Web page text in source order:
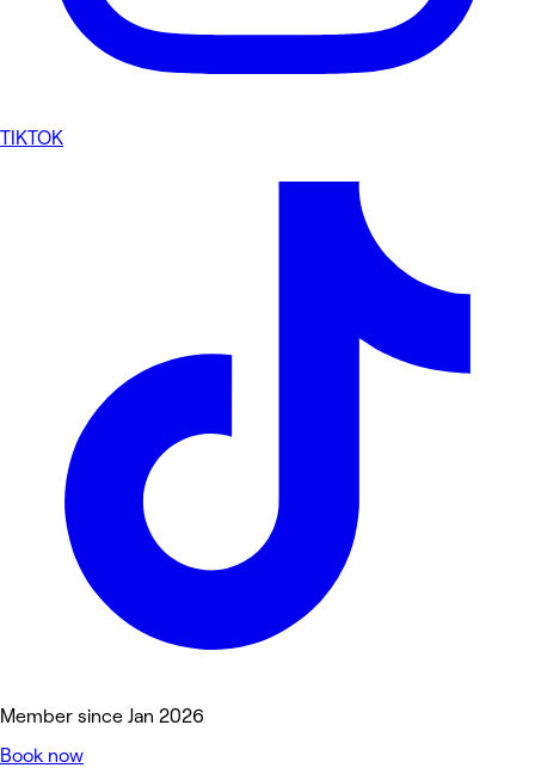
TIKTOK
Member since Jan 2026
Book now